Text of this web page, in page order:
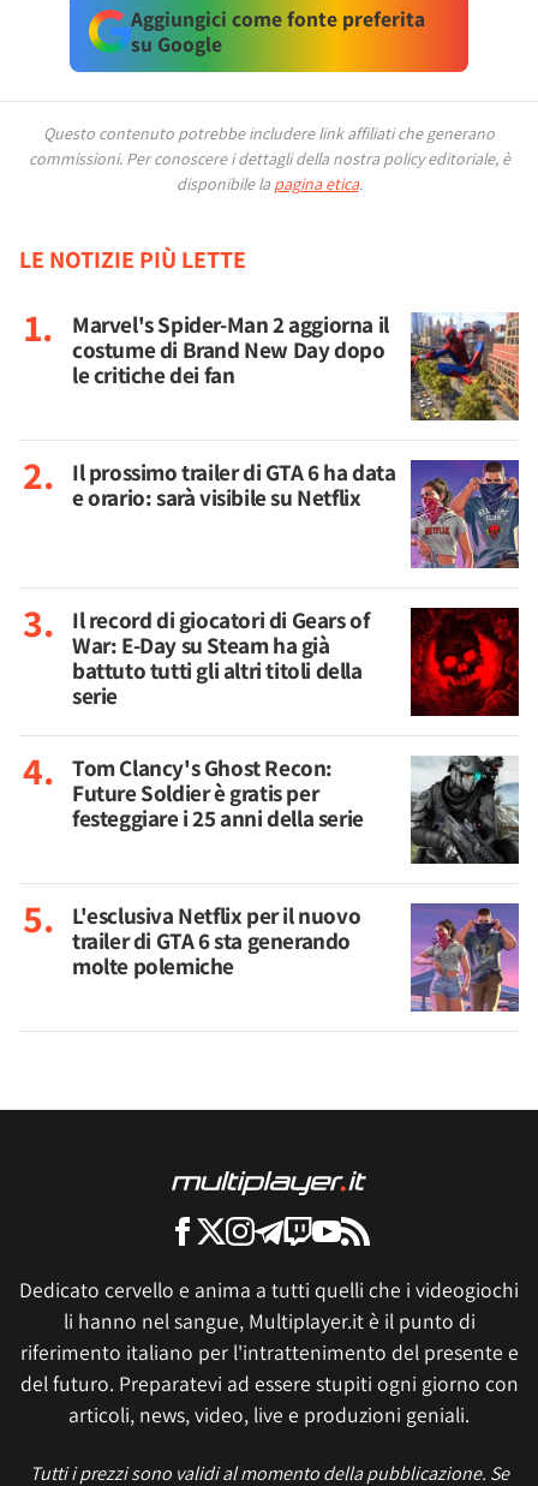
Aggiungici come fonte preferita
su Google
Questo contenuto potrebbe includere link affiliati che generano
commissioni. Per conoscere i dettagli della nostra policy editoriale, è
disponibile la pagina etica.
LE NOTIZIE PIÙ LETTE
Marvel's Spider-Man 2 aggiorna il
costume di Brand New Day dopo
le critiche dei fan
Il prossimo trailer di GTA 6 ha data
e orario: sarà visibile su Netflix
Il record di giocatori di Gears of
War: E-Day su Steam ha già
battuto tutti gli altri titoli della
serie
Tom Clancy's Ghost Recon:
Future Soldier è gratis per
festeggiare i 25 anni della serie
L'esclusiva Netflix per il nuovo
trailer di GTA 6 sta generando
molte polemiche
Dedicato cervello e anima a tutti quelli che i videogiochi
li hanno nel sangue, Multiplayer.it è il punto di
riferimento italiano per l'intrattenimento del presente e
del futuro. Preparatevi ad essere stupiti ogni giorno con
articoli, news, video, live e produzioni geniali.
Tutti i prezzi sono validi al momento della pubblicazione. Se